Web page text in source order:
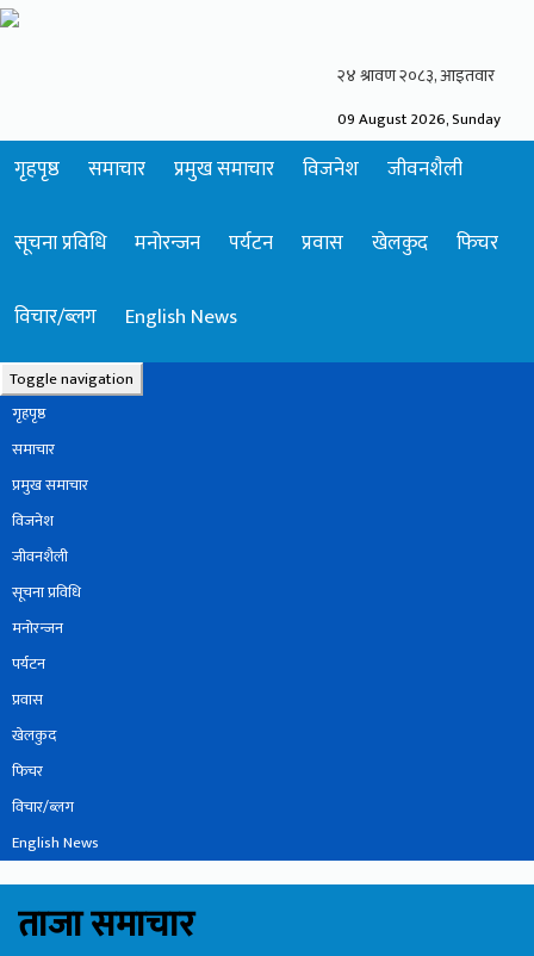
09 August 2026, Sunday
गृहपृष्ठ समाचार प्रमुख समाचार विजनेश जीवनशैली
सूचना प्रविधि मनोरन्जन पर्यटन प्रवास खेलकुद फिचर
विचार/ब्लग English News
Toggle navigation
गृहपृष्ठ
समाचार
प्रमुख समाचार
विजनेश
जीवनशैली
सूचना प्रविधि
मनोरन्जन
पर्यटन
प्रवास
खेलकुद
फिचर
विचार/ब्लग
English News
ताजा समाचार